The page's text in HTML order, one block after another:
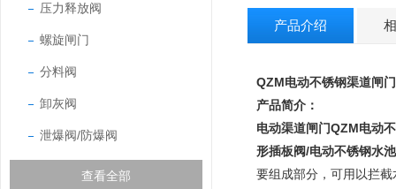
压力释放阀
螺旋闸门
分料阀
卸灰阀
泄爆阀/防爆阀
查看全部
产品介绍
QZM电动不锈钢渠道闸门
产品简介：
电动渠道闸门QZM电动
形插板阀/电动不锈钢水
要组成部分，可用以拦